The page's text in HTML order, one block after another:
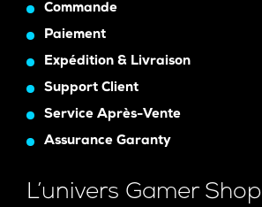
Commande
Paiement
Expédition & Livraison
Support Client
Service Après-Vente
Assurance Garanty
L’univers Gamer Shop